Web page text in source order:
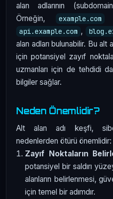
alan adlarının
Örneğin,
example.com
api.example.com ,
alan adları bulunabilir. Bu alt
için potansiyel zayıf
uzmanları için de tehdidi
bilgiler sağlar.
Neden Önemlidir?
Alt alan adı keşfi,
nedenlerden ötürü önemlidir:
Zayıf Noktaların
potansiyel bir saldırı
alanların belirlenmesi,
için temel bir adımdır.